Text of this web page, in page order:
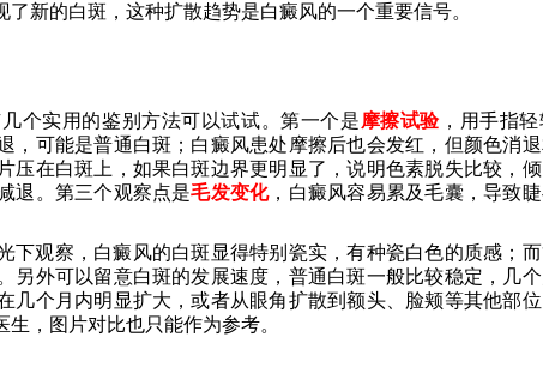
新的白斑，这种扩散趋势是白癜风的一个重要信号。
个实用的鉴别方法可以试试。第一个是摩擦试验 ，用手指
，可能是普通白斑；白癜风患处摩擦后也会发红，但颜色消退
压在白斑上，如果白斑边界更明显了，说明色素脱失比较，倾
退。第三个观察点是毛发变化，白癜风容易累及毛囊，导致
下观察，白癜风的白斑显得特别瓷实，有种瓷白色的质感；
另外可以留意白斑的发展速度，普通白斑一般比较稳定，几
几个月内明显扩大，或者从眼角扩散到额头、脸颊等其他部
，图片对比也只能作为参考。